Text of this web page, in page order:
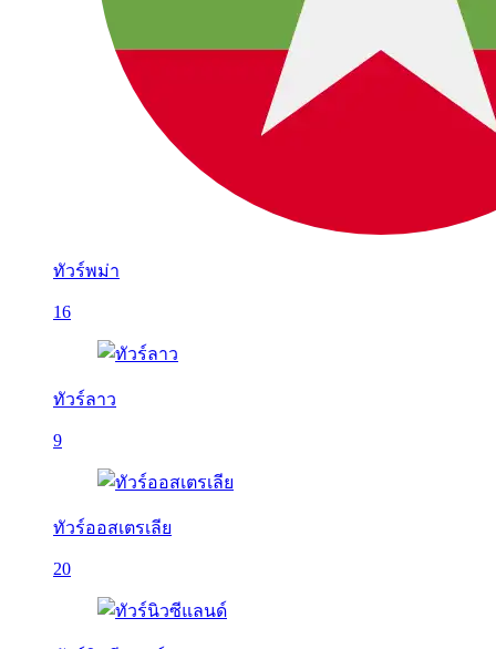
ทัวร์พม่า
16
ทัวร์ลาว
9
ทัวร์ออสเตรเลีย
20